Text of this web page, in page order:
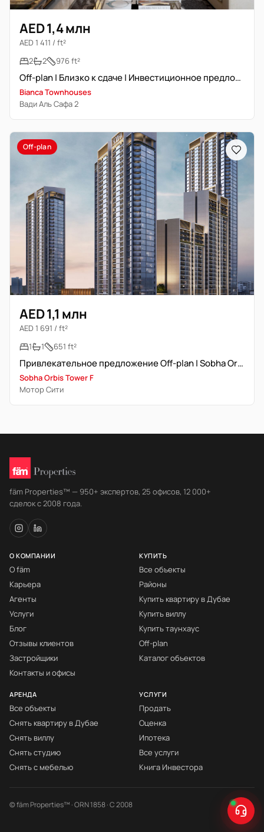
AED 1,4 млн
AED 1 411 / ft²
2
2 976 ft²
Off-plan | Близко к сдаче | Инвестиционное предложение
Bianca Townhouses
Вади Аль Сафа 2
Off-plan
AED 1,1 млн
AED 1 691 / ft²
1
1 651 ft²
Привлекательное предложение Off-plan | Sobha Orbis Tower F
Sobha Orbis Tower F
Мотор Сити
fäm Properties™ — 950+ экспертов, 25 офисов, 12 000+
сделок с 2008 года.
О КОМПАНИИ
О fäm
Карьера
Агенты
Услуги
Блог
Отзывы клиентов
Застройщики
Контакты и офисы
КУПИТЬ
Все объекты
Районы
Купить квартиру в Дубае
Купить виллу
Купить таунхаус
Off-plan
Каталог объектов
АРЕНДА
Все объекты
Снять квартиру в Дубае
Снять виллу
Снять студию
Снять с мебелью
УСЛУГИ
Продать
Оценка
Ипотека
Все услуги
Книга Инвестора
© fäm Properties™ · ORN 1858 · С 2008